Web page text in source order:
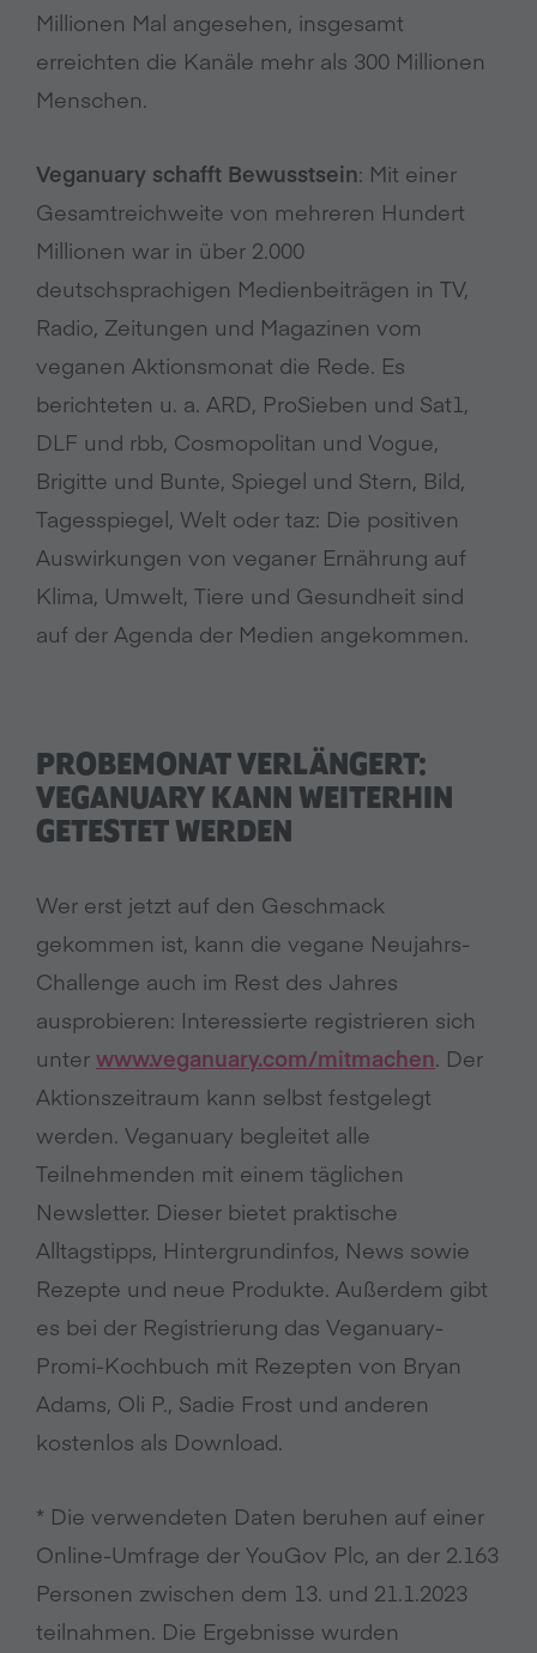
Millionen Mal angesehen, insgesamt
erreichten die Kanäle mehr als 300 Millionen
Menschen.
Veganuary schafft Bewusstsein: Mit einer
Gesamtreichweite von mehreren Hundert
Millionen war in über 2.000
deutschsprachigen Medienbeiträgen in TV,
Radio, Zeitungen und Magazinen vom
veganen Aktionsmonat die Rede. Es
berichteten u. a. ARD, ProSieben und Sat1,
DLF und rbb, Cosmopolitan und Vogue,
Brigitte und Bunte, Spiegel und Stern, Bild,
Tagesspiegel, Welt oder taz: Die positiven
Auswirkungen von veganer Ernährung auf
Klima, Umwelt, Tiere und Gesundheit sind
auf der Agenda der Medien angekommen.
PROBEMONAT VERLÄNGERT:
VEGANUARY KANN WEITERHIN
GETESTET WERDEN
Wer erst jetzt auf den Geschmack
gekommen ist, kann die vegane Neujahrs-
Challenge auch im Rest des Jahres
ausprobieren: Interessierte registrieren sich
unter www.veganuary.com/mitmachen. Der
Aktionszeitraum kann selbst festgelegt
werden. Veganuary begleitet alle
Teilnehmenden mit einem täglichen
Newsletter. Dieser bietet praktische
Alltagstipps, Hintergrundinfos, News sowie
Rezepte und neue Produkte. Außerdem gibt
es bei der Registrierung das Veganuary-
Promi-Kochbuch mit Rezepten von Bryan
Adams, Oli P., Sadie Frost und anderen
kostenlos als Download.
* Die verwendeten Daten beruhen auf einer
Online-Umfrage der YouGov Plc, an der 2.163
Personen zwischen dem 13. und 21.1.2023
teilnahmen. Die Ergebnisse wurden